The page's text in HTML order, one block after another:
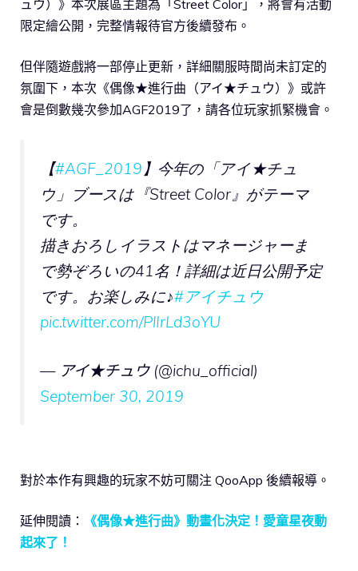
ュウ）》本次展區主題為「Street Color」，將會有活動
限定繪公開，完整情報待官方後續發布。
但伴隨遊戲將一部停止更新，詳細關服時間尚未訂定的
氛圍下，本次《偶像★進行曲（アイ★チュウ）》或許
會是倒數幾次參加AGF2019了，請各位玩家抓緊機會。
【#AGF_2019】今年の「アイ★チュ
ウ」ブースは『Street Color』がテーマ
です。
描きおろしイラストはマネージャーま
で勢ぞろいの41名！詳細は近日公開予定
です。お楽しみに♪#アイチュウ
pic.twitter.com/PlIrLd3oYU
— アイ★チュウ (@ichu_official)
September 30, 2019
對於本作有興趣的玩家不妨可關注 QooApp 後續報導。
延伸閱讀：
《偶像★進行曲》動畫化決定！愛童星夜動
起來了！